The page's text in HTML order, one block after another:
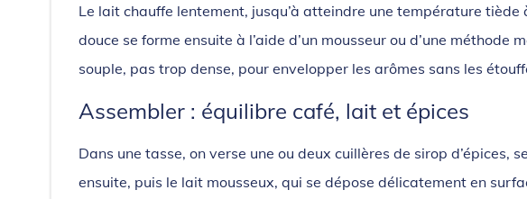
Le lait chauffe lentement, jusqu’à atteindre une température tiède
douce se forme ensuite à l’aide d’un mousseur ou d’une méthode
souple, pas trop dense, pour envelopper les arômes sans les
Assembler : équilibre café, lait et épices
Dans une tasse, on verse une ou deux cuillères de sirop d’épices,
ensuite, puis le lait mousseux, qui se dépose délicatement en